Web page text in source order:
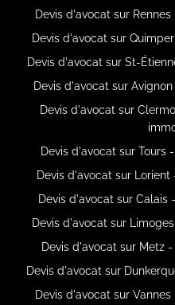
Devis d'avocat sur
Devis d'avocat sur
Devis d'avocat sur St-
Devis d'avocat sur
Devis d'avocat sur
Devis d'avocat sur Tours
Devis d'avocat sur
Devis d'avocat sur
Devis d'avocat sur
Devis d'avocat sur Metz
Devis d'avocat sur
Devis d'avocat sur